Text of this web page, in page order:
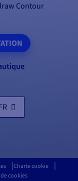
Contour
Charte cookie
cookies